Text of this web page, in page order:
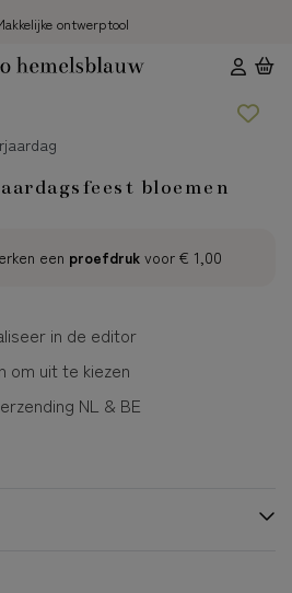
bloemen
een proefdrukvoor € 1,00
in de editor
om uit te kiezen
NL & BE